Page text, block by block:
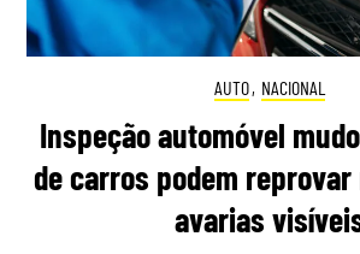
AUTO, NACIONAL
Inspeção automóvel
de carros podem reprovar
avarias